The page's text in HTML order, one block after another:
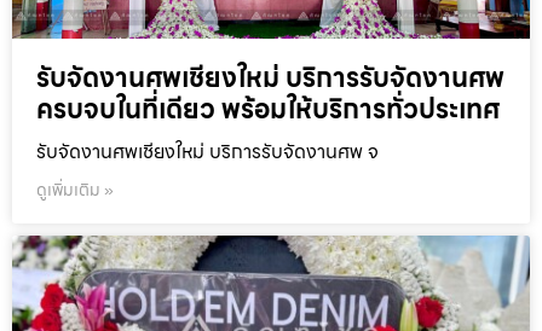
รับจัดงานศพเชียงใหม่ บริการรับจัดงานศพ
ครบจบในที่เดียว พร้อมให้บริการทั่วประเทศ
รับจัดงานศพเชียงใหม่ บริการรับจัดงานศพ จ
ดูเพิ่มเติม »